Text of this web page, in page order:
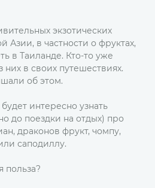
экзотических
Азии, в частности о фруктах,
в Таиланде. Кто-то уже
в своих путешествиях.
об этом.
интересно узнать
до поездки на отдых) про
драконов фрукт, чомпу,
саподиллу.
польза?